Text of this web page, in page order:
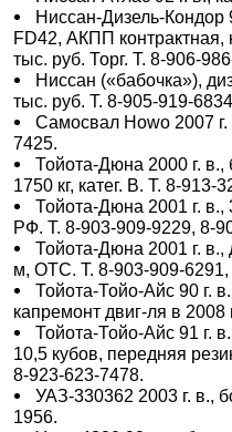
Ниссан-Дизель-Кондор
FD42, АКПП контрактная,
тыс. руб. Торг. Т. 8-906-
Ниссан («бабочка»),
тыс. руб. Т. 8-905-919-
Самосвал Howo 2007
7425.
Тойота-Дюна 2000 г. в.,
1750 кг, катег. В. Т. 8-
Тойота-Дюна 2001 г.
РФ. Т. 8-903-909-9229, 8-
Тойота-Дюна 2001 г. в.,
м, ОТС. Т. 8-903-909-6291,
Тойота-Тойо-Айс 90 г.
капремонт двиг-ля в 2008
Тойота-Тойо-Айс 91 г.
10,5 кубов, передняя
8-923-623-7478.
УАЗ-330362 2003 г. в.,
1956.